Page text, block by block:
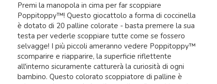
Premi la manopola in cima per far scoppiare
Poppitoppy™! Questo giocattolo a forma di coccinella
è dotato di 20 palline colorate - basta premere la sua
testa per vederle scoppiare tutte come se fossero
selvagge! I più piccoli ameranno vedere Poppitoppy™
scomparire e riapparire, la superficie riflettente
all'interno sicuramente catturerà la curiosità di ogni
bambino. Questo colorato scoppiatore di palline è